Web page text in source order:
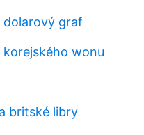
graf
wonu
britské libry